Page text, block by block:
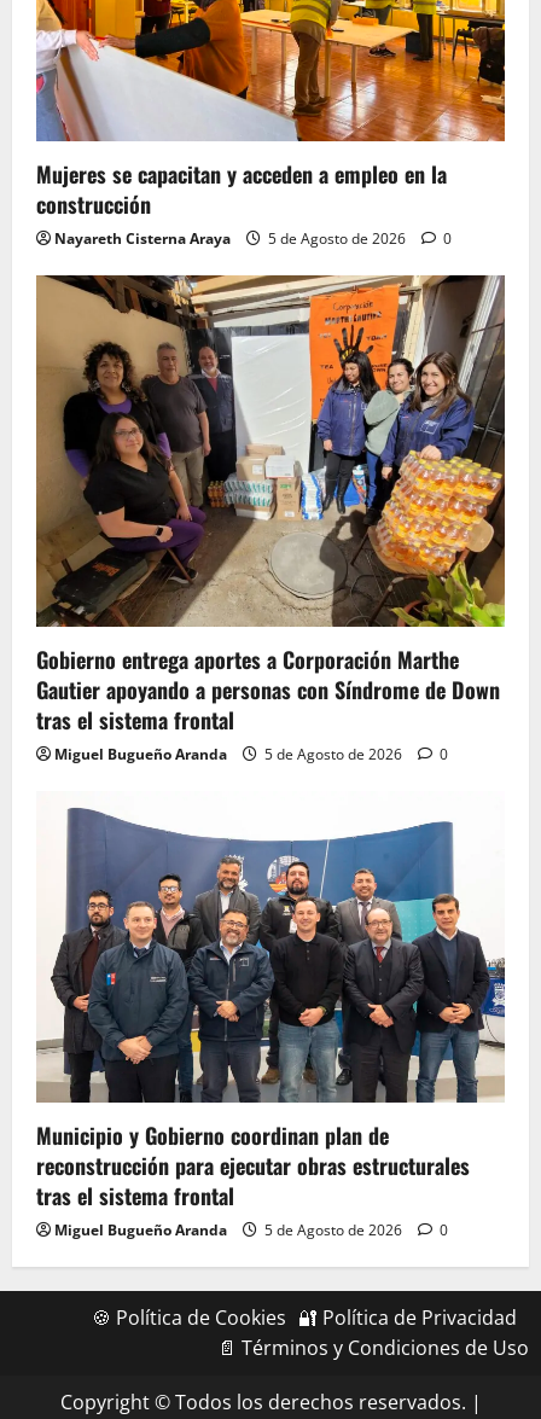
Mujeres se capacitan y acceden a empleo en la
construcción
Nayareth Cisterna Araya 5 de Agosto de 2026 0
Gobierno entrega aportes a Corporación Marthe
Gautier apoyando a personas con Síndrome de Down
tras el sistema frontal
Miguel Bugueño Aranda 5 de Agosto de 2026 0
Municipio y Gobierno coordinan plan de
reconstrucción para ejecutar obras estructurales
tras el sistema frontal
Miguel Bugueño Aranda 5 de Agosto de 2026 0
🍪 Política de Cookies 🔐 Política de Privacidad
📄 Términos y Condiciones de Uso
Copyright © Todos los derechos reservados. |